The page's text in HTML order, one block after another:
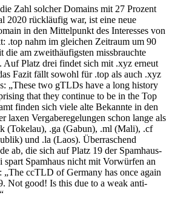
Zahl solcher Domains mit 27 Prozent
2020 rückläufig war, ist eine neue
in den Mittelpunkt des Interesses von
.top nahm im gleichen Zeitraum um 90
die am zweithäufigsten missbrauchte
Platz drei findet sich mit .xyz erneut
Fazit fällt sowohl für .top als auch .xyz
„These two gTLDs have a long history
that they continue to be in the Top
finden sich viele alte Bekannte in den
laxen Vergaberegelungen schon lange als
(Tokelau), .ga (Gabun), .ml (Mali), .cf
und .la (Laos). Überraschend
ab, die sich auf Platz 19 der Spamhaus-
Spamhaus nicht mit Vorwürfen an
„The ccTLD of Germany has once again
Not good! Is this due to a weak anti-